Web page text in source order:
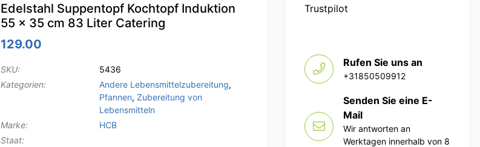
Edelstahl Suppentopf Kochtopf Induktion
55 x 35 cm 83 Liter Catering
129.00
SKU:
5436
Kategorien:
Andere Lebensmittelzubereitung,
Pfannen, Zubereitung von
Lebensmitteln
Marke:
HCB
Staat:
Trustpilot
Rufen Sie uns an
+31850509912
Senden Sie eine E-
Mail
Wir antworten an
Werktagen innerhalb von 8